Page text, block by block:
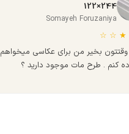
244×122
Somayeh Foruzaniya
★
☆
☆
بخیر من برای عکاسی میخواهم
کنم . طرح مات موجود دارید ؟